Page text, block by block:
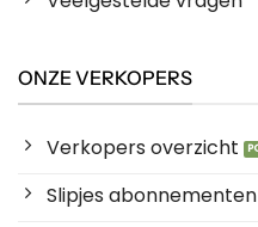
ONZE VERKOPERS
Verkopers overzicht
Slipjes abonnementen